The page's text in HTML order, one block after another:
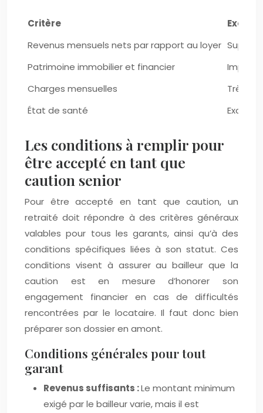
Critère
Revenus mensuels nets par rapport au loyer
Patrimoine immobilier et financier
Charges mensuelles
Très
État de santé
Les conditions à remplir pour
être accepté en tant que
caution senior
Pour être accepté en tant que caution, un
retraité doit répondre à des critères généraux
valables pour tous les garants, ainsi qu’à des
conditions spécifiques liées à son statut. Ces
conditions visent à assurer au bailleur que la
caution est en mesure d’honorer son
engagement financier en cas de difficultés
rencontrées par le locataire. Il faut donc bien
préparer son dossier en amont.
Conditions générales pour tout
garant
Revenus suffisants :Le montant minimum
exigé par le bailleur varie, mais il est